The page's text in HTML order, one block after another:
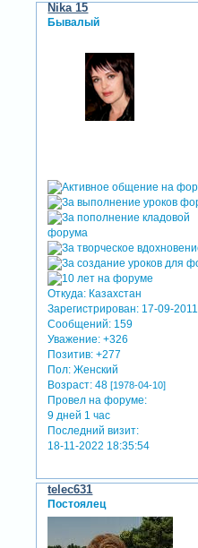
Nika 15
Бывалый
Откуда: Казахстан
Зарегистрирован: 17-09-2011
Сообщений: 159
Уважение: +326
Позитив: +277
Пол: Женский
Возраст: 48[1978-04-10]
Провел на форуме:
9 дней 1 час
Последний визит:
18-11-2022 18:35:54
telec631
Постоялец